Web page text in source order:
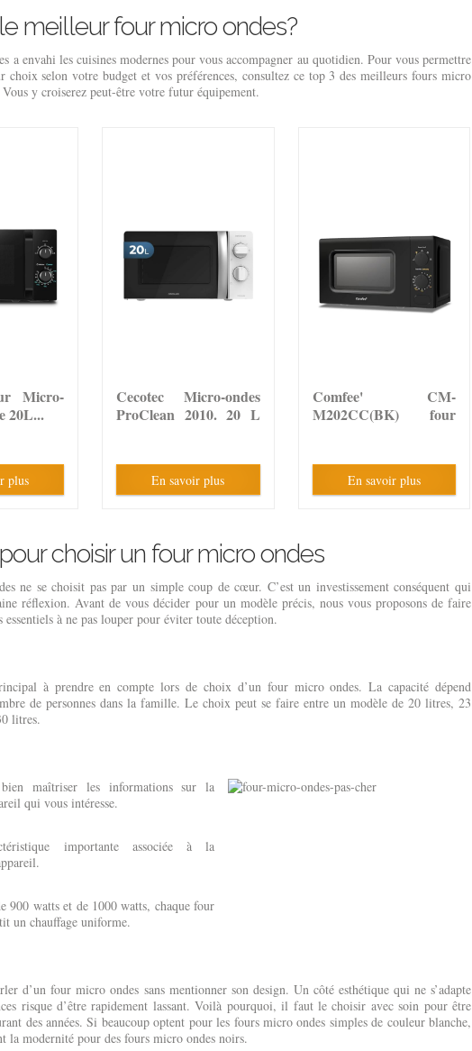
meilleur four micro ondes?
a envahi les cuisines modernes pour vous accompagner au quotidien. Pour vous permettre
choix selon votre budget et vos préférences, consultez ce top 3 des meilleurs fours micro
y croiserez peut-être votre futur équipement.
Micro-
20L...
plus
Cecotec Micro-ondes
ProClean 2010. 20 L
En savoir plus
Comfee' CM-
M202CC(BK) four
En savoir plus
choisir un four micro ondes
ne se choisit pas par un simple coup de cœur. C’est un investissement conséquent qui
réflexion. Avant de vous décider pour un modèle précis, nous vous proposons de faire
essentiels à ne pas louper pour éviter toute déception.
à prendre en compte lors de choix d’un four micro ondes. La capacité dépend
de personnes dans la famille. Le choix peut se faire entre un modèle de 20 litres, 23
litres.
bien maîtriser les informations sur la
qui vous intéresse.
importante associée à la
900 watts et de 1000 watts, chaque four
un chauffage uniforme.
d’un four micro ondes sans mentionner son design. Un côté esthétique qui ne s’adapte
risque d’être rapidement lassant. Voilà pourquoi, il faut le choisir avec soin pour être
des années. Si beaucoup optent pour les fours micro ondes simples de couleur blanche,
la modernité pour des fours micro ondes noirs.